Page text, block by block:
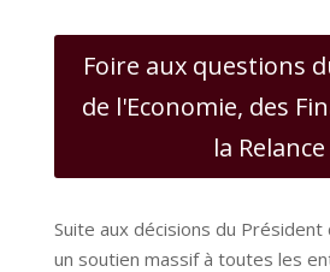
Foire aux questions
de l'Economie, des
la Relance
Suite aux décisions du Président
un soutien massif à toutes les